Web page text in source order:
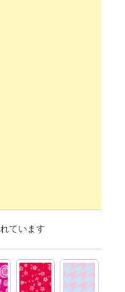
ています